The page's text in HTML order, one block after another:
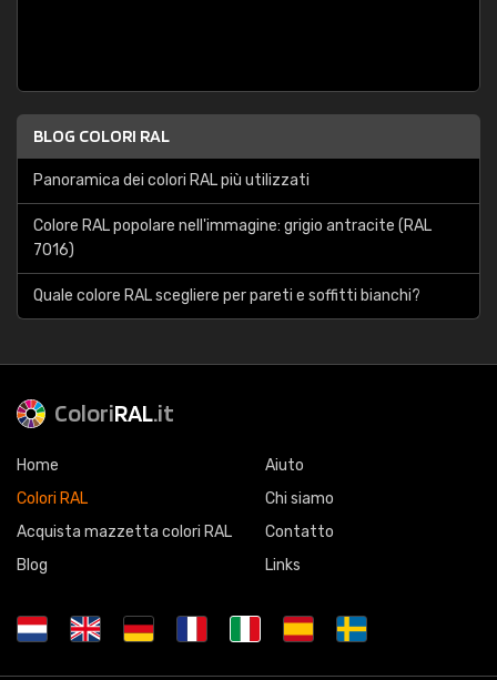
BLOG COLORI RAL
Panoramica dei colori RAL più utilizzati
Colore RAL popolare nell'immagine: grigio antracite (RAL
7016)
Quale colore RAL scegliere per pareti e soffitti bianchi?
ColoriRAL.it
Home
Colori RAL
Acquista mazzetta colori RAL
Blog
Aiuto
Chi siamo
Contatto
Links